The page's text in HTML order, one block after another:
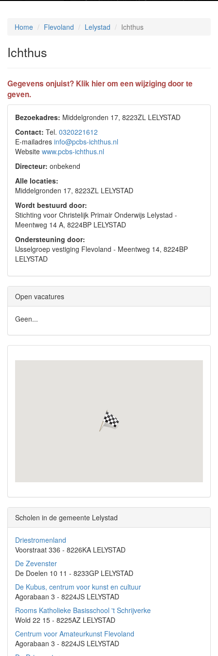
Home Flevoland Lelystad Ichthus
Ichthus
Gegevens onjuist? Klik hier om een wijziging door te
geven.
Bezoekadres: Middelgronden 17, 8223ZL LELYSTAD
Contact: Tel. 0320221612
E-mailadres info@pcbs-ichthus.nl
Website www.pcbs-ichthus.nl
Directeur: onbekend
Alle locaties:
Middelgronden 17, 8223ZL LELYSTAD
Wordt bestuurd door:
Stichting voor Christelijk Primair Onderwijs Lelystad -
Meentweg 14 A, 8224BP LELYSTAD
Ondersteuning door:
IJsselgroep vestiging Flevoland - Meentweg 14, 8224BP
LELYSTAD
Open vacatures
Geen...
Scholen in de gemeente Lelystad
Driestromenland
Voorstraat 336 - 8226KA LELYSTAD
De Zevenster
De Doelen 10 11 - 8233GP LELYSTAD
De Kubus, centrum voor kunst en cultuur
Agorabaan 3 - 8224JS LELYSTAD
Rooms Katholieke Basisschool 't Schrijverke
Wold 22 15 - 8225AZ LELYSTAD
Centrum voor Amateurkunst Flevoland
Agorabaan 3 - 8224JS LELYSTAD